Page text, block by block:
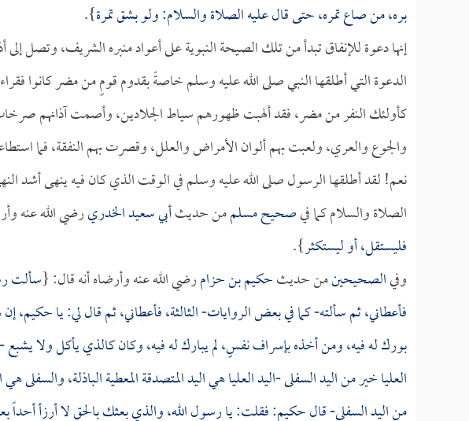
بره، من صاع تمره، حتى قال عليه الصلاة والسلام: ولو بشق تمرة}.
إنها دعوة للإنفاق تبدأ من تلك الصيحة النبوية على أعواد منبره الشريف، وتصل
الدعوة التي أطلقها النبي صلى الله عليه وسلم خاصةً بقدوم قومٍ من مضر كانوا
كأولئك النفر من مضر، فقد ألهبت ظهورهم سياط الجلادين، وأصمت آذانهم صرخات
والجوع والعري، ولعبت بهم ألوان الأمراض والعلل، وقصرت بهم النفقة، فما
نعم! لقد أطلقها الرسول صلى الله عليه وسلم في الوقت الذي كان فيه ينهى أشد
الصلاة والسلام كما فيصحيح مسلممن حديثأبي سعيد الخدريرضي الله عنه
فليستقل، أو ليستكثر}.
وفيالصحيحينمن حديثحكيم بن حزامرضي الله عنه وأرضاه أنه قال: {سألت
فأعطاني، ثم سألته- كما في بعض الروايات- الثالثة، فأعطاني، ثم قال لي: ياحكيم،
بورك له فيه، ومن أخذه بإسراف نفسٍ، لم يبارك له فيه، وكان كالذي يأكل ولا
العليا خير من اليد السفلى -اليد العليا هي اليد المتصدقة المعطية الباذلة، والسفلى
من اليد السفلى- قالحكيم: فقلت: يا رسول الله، والذي بعثك بالحق لا أرزأ أحداً